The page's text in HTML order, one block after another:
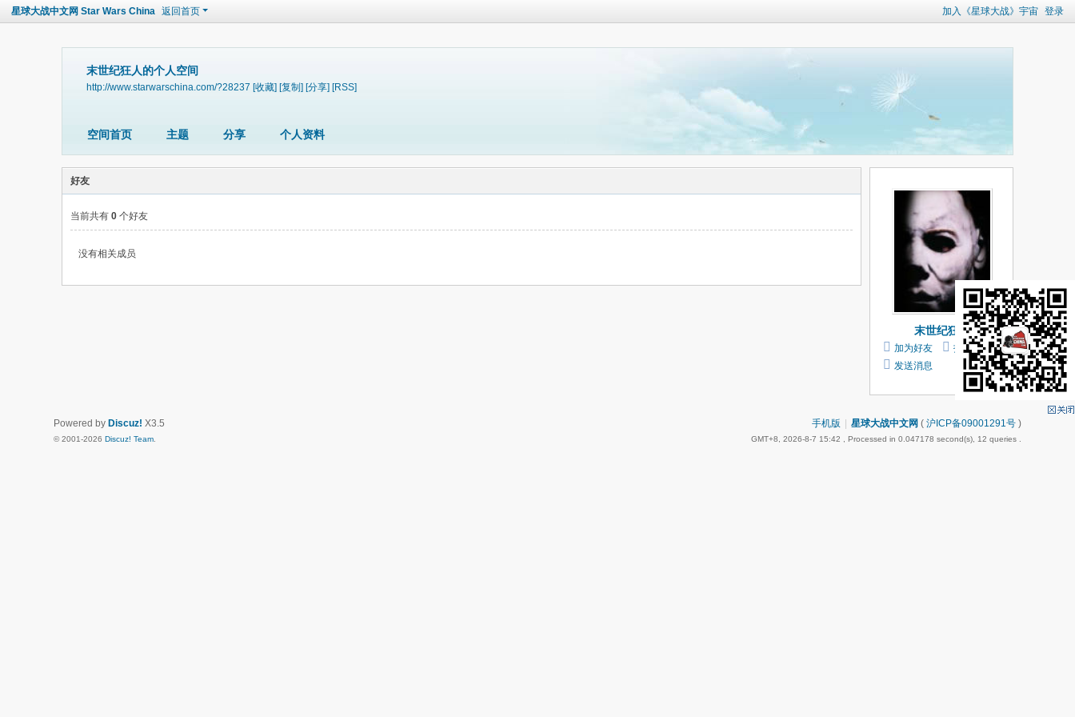
加入《星球大战》宇宙 登录
星球大战中文网 Star Wars China 返回首页
末世纪狂人的个人空间
http://www.starwarschina.com/?28237 [收藏] [复制] [分享] [RSS]
空间首页 主题 分享 个人资料
好友
当前共有 0 个好友
没有相关成员
末世纪狂人
加为好友
打个招呼
发送消息
手机版 星球大战中文网 ( 沪ICP备09001291号 )
GMT+8, 2026-8-7 15:42 , Processed in 0.047178 second(s), 12 queries .
Powered by Discuz! X3.5
© 2001-2026 Discuz! Team